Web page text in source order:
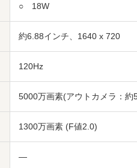
○ 18W
約6.88インチ、1640 x 720
120Hz
5000万画素(アウトカメラ：
1300万画素 (F値2.0)
―